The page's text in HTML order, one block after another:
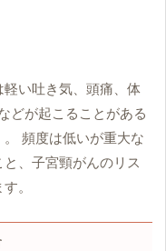
い吐き気、頭痛、体
どが起こることがある
。 頻度は低いが重大な
、子宮頸がんのリス
。